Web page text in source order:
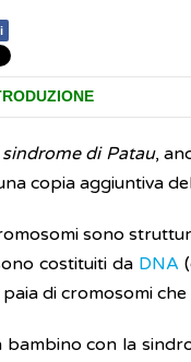
sindrome di Patau,
copia aggiuntiva
sono
costituiti da DNA
di cromosomi
bambino con la